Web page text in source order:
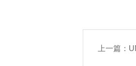
上一篇：